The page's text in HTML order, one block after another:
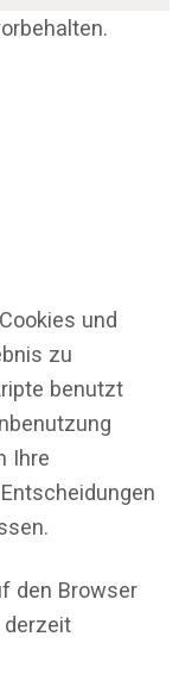
und
zu
benutzt
Ihre
den Browser
derzeit